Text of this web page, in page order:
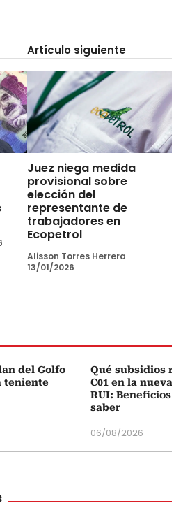
Artículo siguiente
Juez niega medida
provisional sobre
elección del
representante de
trabajadores en
Ecopetrol
Alisson Torres Herrera
13/01/2026
del Golfo
teniente
Qué subsidios
C01 en la nueva
RUI: Beneficios
saber
06/08/2026